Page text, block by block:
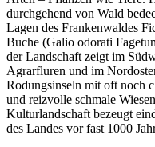
durchgehend von Wald
Lagen des Frankenwaldes
Buche (Galio odorati
der Landschaft zeigt im
Agrarfluren und im
Rodungsinseln mit oft noch
und reizvolle schmale
Kulturlandschaft bezeugt
des Landes vor fast 1000